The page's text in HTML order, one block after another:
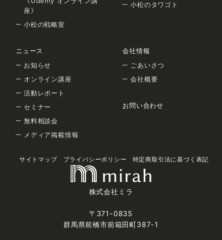
株式会社ミラ
〒371-0835
群馬県前橋市前箱田町387-1
座》
小松の戦略室
小松のタワゴト
ニュース
お知らせ
オンライン講座
活動レポート
セミナー
無料相談会
メディア掲載情報
会社情報
ごあいさつ
会社概要
お問い合わせ
サイトマップ プライバシーポリシー 特定商取引法に基づく表記